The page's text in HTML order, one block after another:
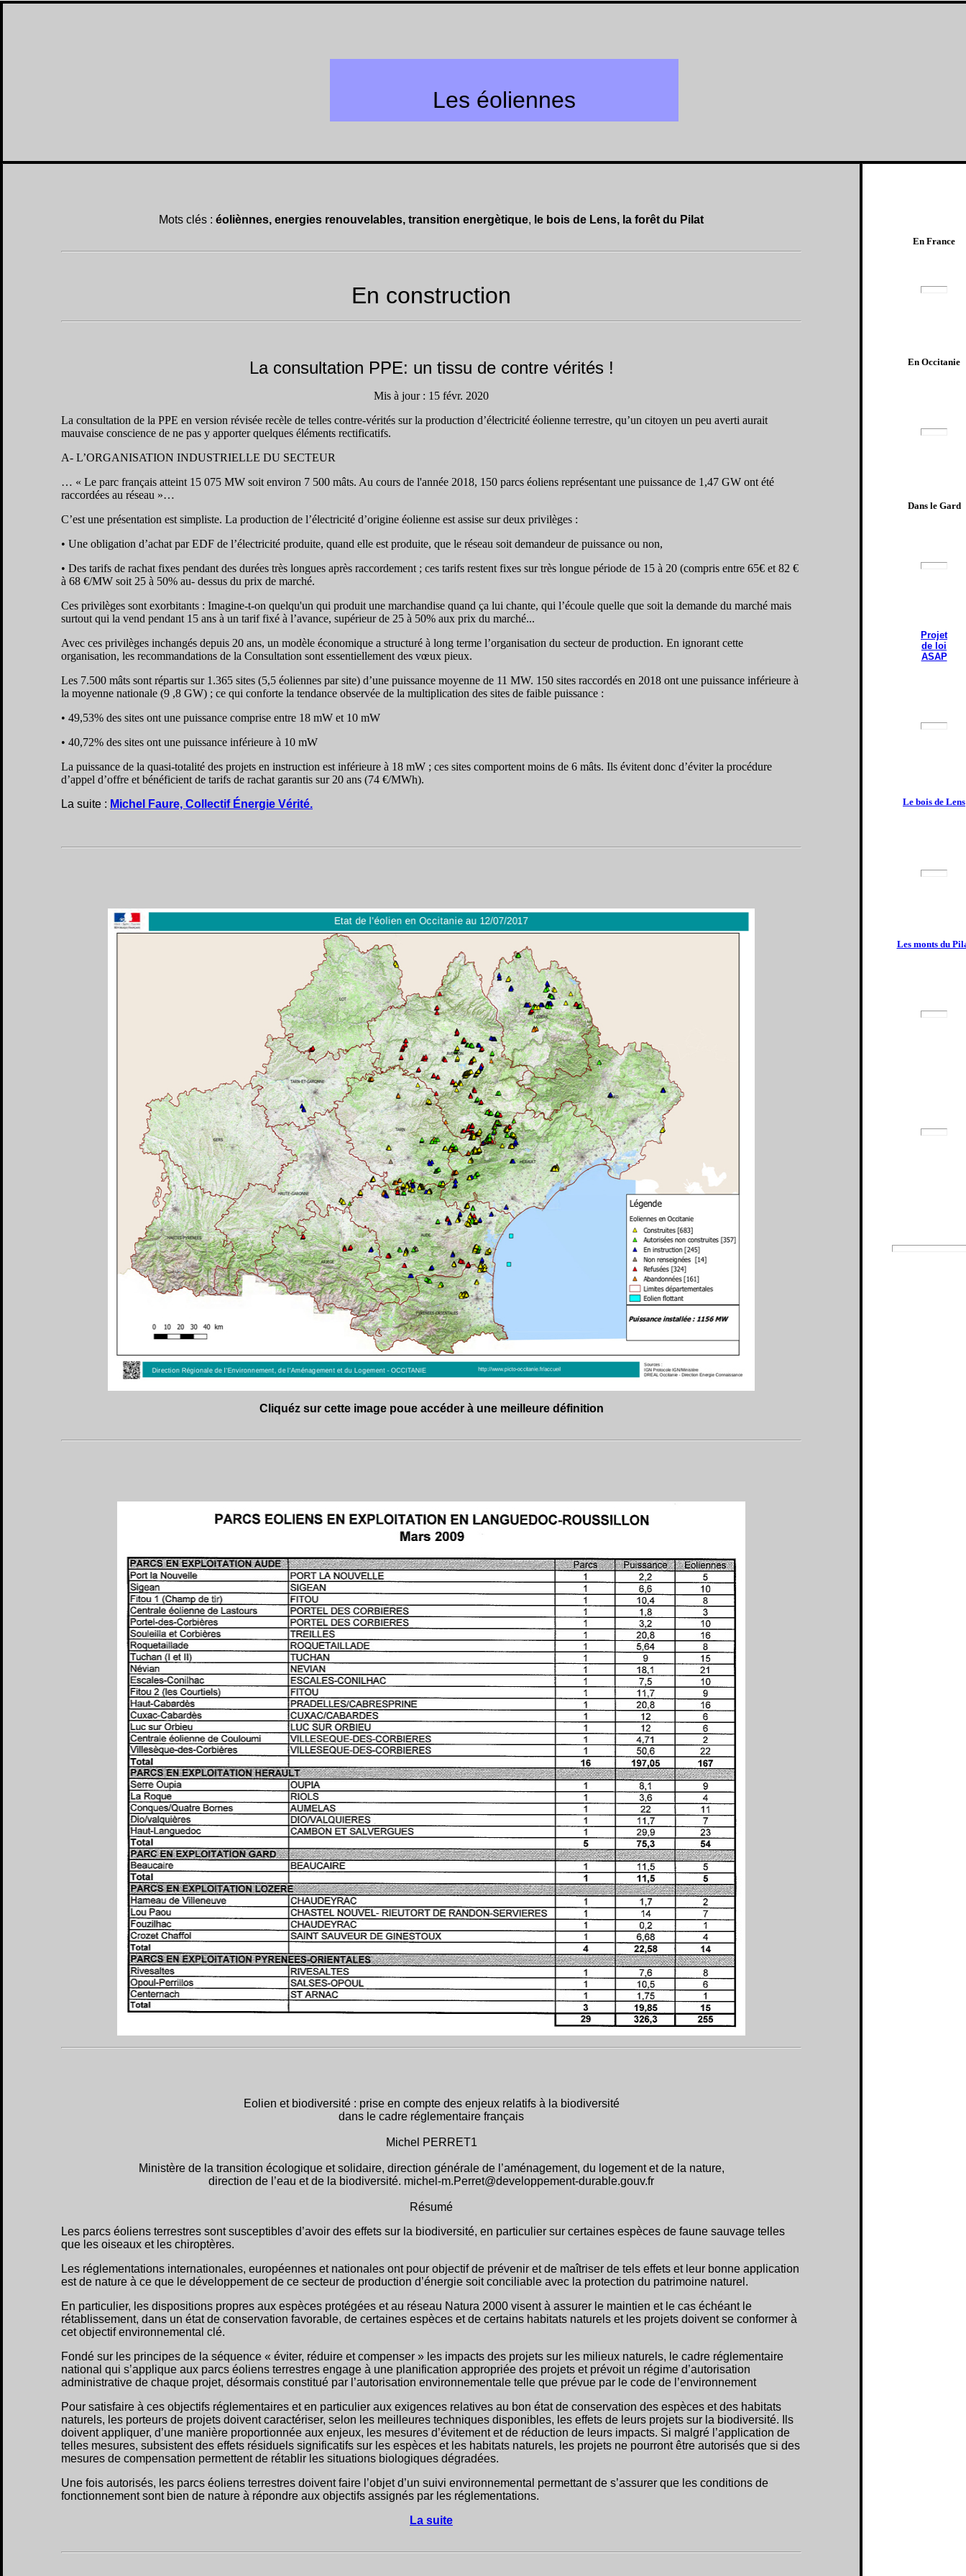
Les éoliennes
Mots clés : éoliènnes, energies renouvelables, transition energètique, le bois de Lens, la forêt du Pilat
En construction
La consultation PPE: un tissu de contre vérités !
Mis à jour : 15 févr. 2020
La consultation de la PPE en version révisée recèle de telles contre-vérités sur la production d’électricité éolienne terrestre, qu’un citoyen un peu averti aurait
mauvaise conscience de ne pas y apporter quelques éléments rectificatifs.
A- L’ORGANISATION INDUSTRIELLE DU SECTEUR
… « Le parc français atteint 15 075 MW soit environ 7 500 mâts. Au cours de l'année 2018, 150 parcs éoliens représentant une puissance de 1,47 GW ont été
raccordées au réseau »…
C’est une présentation est simpliste. La production de l’électricité d’origine éolienne est assise sur deux privilèges :
• Une obligation d’achat par EDF de l’électricité produite, quand elle est produite, que le réseau soit demandeur de puissance ou non,
• Des tarifs de rachat fixes pendant des durées très longues après raccordement ; ces tarifs restent fixes sur très longue période de 15 à 20 (compris entre 65€ et 82 €
à 68 €/MW soit 25 à 50% au- dessus du prix de marché.
Ces privilèges sont exorbitants : Imagine-t-on quelqu'un qui produit une marchandise quand ça lui chante, qui l’écoule quelle que soit la demande du marché mais
surtout qui la vend pendant 15 ans à un tarif fixé à l’avance, supérieur de 25 à 50% aux prix du marché...
Avec ces privilèges inchangés depuis 20 ans, un modèle économique a structuré à long terme l’organisation du secteur de production. En ignorant cette
organisation, les recommandations de la Consultation sont essentiellement des vœux pieux.
Les 7.500 mâts sont répartis sur 1.365 sites (5,5 éoliennes par site) d’une puissance moyenne de 11 MW. 150 sites raccordés en 2018 ont une puissance inférieure à
la moyenne nationale (9 ,8 GW) ; ce qui conforte la tendance observée de la multiplication des sites de faible puissance :
• 49,53% des sites ont une puissance comprise entre 18 mW et 10 mW
• 40,72% des sites ont une puissance inférieure à 10 mW
La puissance de la quasi-totalité des projets en instruction est inférieure à 18 mW ; ces sites comportent moins de 6 mâts. Ils évitent donc d’éviter la procédure
d’appel d’offre et bénéficient de tarifs de rachat garantis sur 20 ans (74 €/MWh).
La suite : Michel Faure, Collectif Énergie Vérité.
Cliquéz sur cette image poue accéder à une meilleure définition
Eolien et biodiversité : prise en compte des enjeux relatifs à la biodiversité
dans le cadre réglementaire français
Michel PERRET1
Ministère de la transition écologique et solidaire, direction générale de l’aménagement, du logement et de la nature,
direction de l’eau et de la biodiversité. michel-m.Perret@developpement-durable.gouv.fr
Résumé
Les parcs éoliens terrestres sont susceptibles d’avoir des effets sur la biodiversité, en particulier sur certaines espèces de faune sauvage telles
que les oiseaux et les chiroptères.
Les réglementations internationales, européennes et nationales ont pour objectif de prévenir et de maîtriser de tels effets et leur bonne application
est de nature à ce que le développement de ce secteur de production d’énergie soit conciliable avec la protection du patrimoine naturel.
En particulier, les dispositions propres aux espèces protégées et au réseau Natura 2000 visent à assurer le maintien et le cas échéant le
rétablissement, dans un état de conservation favorable, de certaines espèces et de certains habitats naturels et les projets doivent se conformer à
cet objectif environnemental clé.
Fondé sur les principes de la séquence « éviter, réduire et compenser » les impacts des projets sur les milieux naturels, le cadre réglementaire
national qui s’applique aux parcs éoliens terrestres engage à une planification appropriée des projets et prévoit un régime d’autorisation
administrative de chaque projet, désormais constitué par l’autorisation environnementale telle que prévue par le code de l’environnement
Pour satisfaire à ces objectifs réglementaires et en particulier aux exigences relatives au bon état de conservation des espèces et des habitats
naturels, les porteurs de projets doivent caractériser, selon les meilleures techniques disponibles, les effets de leurs projets sur la biodiversité. Ils
doivent appliquer, d’une manière proportionnée aux enjeux, les mesures d’évitement et de réduction de leurs impacts. Si malgré l’application de
telles mesures, subsistent des effets résiduels significatifs sur les espèces et les habitats naturels, les projets ne pourront être autorisés que si des
mesures de compensation permettent de rétablir les situations biologiques dégradées.
Une fois autorisés, les parcs éoliens terrestres doivent faire l’objet d’un suivi environnemental permettant de s’assurer que les conditions de
fonctionnement sont bien de nature à répondre aux objectifs assignés par les réglementations.
La suite
En France
En Occitanie
Dans le Gard
Projet
de loi
ASAP
Le bois de Lens
Les monts du